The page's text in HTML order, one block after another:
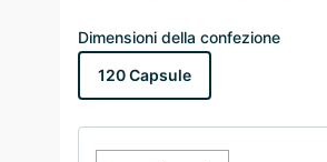
Dimensioni della confezione
120 Capsule